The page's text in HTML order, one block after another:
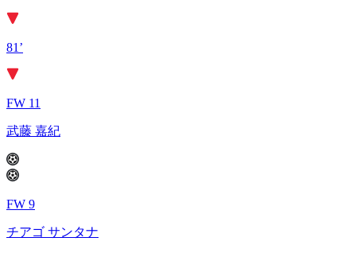
81’
FW 11
武藤 嘉紀
FW 9
チアゴ サンタナ